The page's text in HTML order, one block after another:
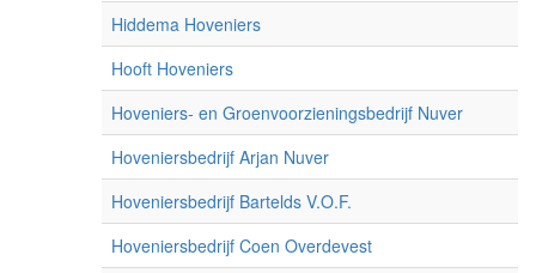
Hiddema Hoveniers
Hooft Hoveniers
Hoveniers- en Groenvoorzieningsbedrijf Nuver
Hoveniersbedrijf Arjan Nuver
Hoveniersbedrijf Bartelds V.O.F.
Hoveniersbedrijf Coen Overdevest